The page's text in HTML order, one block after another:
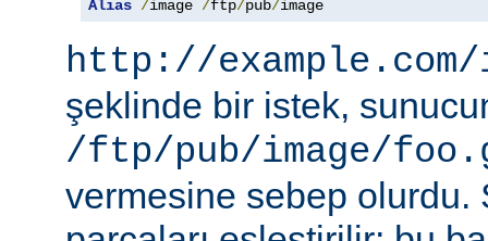
Alias /image /ftp/pub/image
http://
şeklinde bir istek,
/ftp/pub/image/
vermesine sebep olurdu.